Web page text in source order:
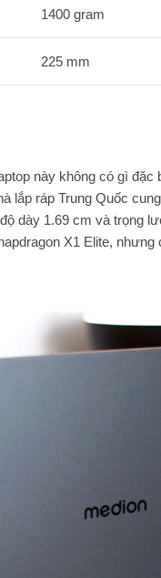
1400 gram
225 mm
này không có gì
lắp ráp Trung Quốc
dày 1.69 cm và trọng
X1 Elite, nhưng